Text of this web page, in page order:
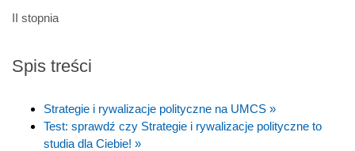
II stopnia
Spis treści
Strategie i rywalizacje polityczne na UMCS »
Test: sprawdź czy Strategie i rywalizacje polityczne to
studia dla Ciebie! »